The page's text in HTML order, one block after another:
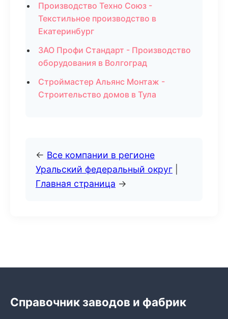
Производство Техно Союз -
Текстильное производство в
Екатеринбург
ЗАО Профи Стандарт - Производство
оборудования в Волгоград
Строймастер Альянс Монтаж -
Строительство домов в Тула
← Все компании в регионе
Уральский федеральный округ
Главная страница →
Справочник заводов и фабрик